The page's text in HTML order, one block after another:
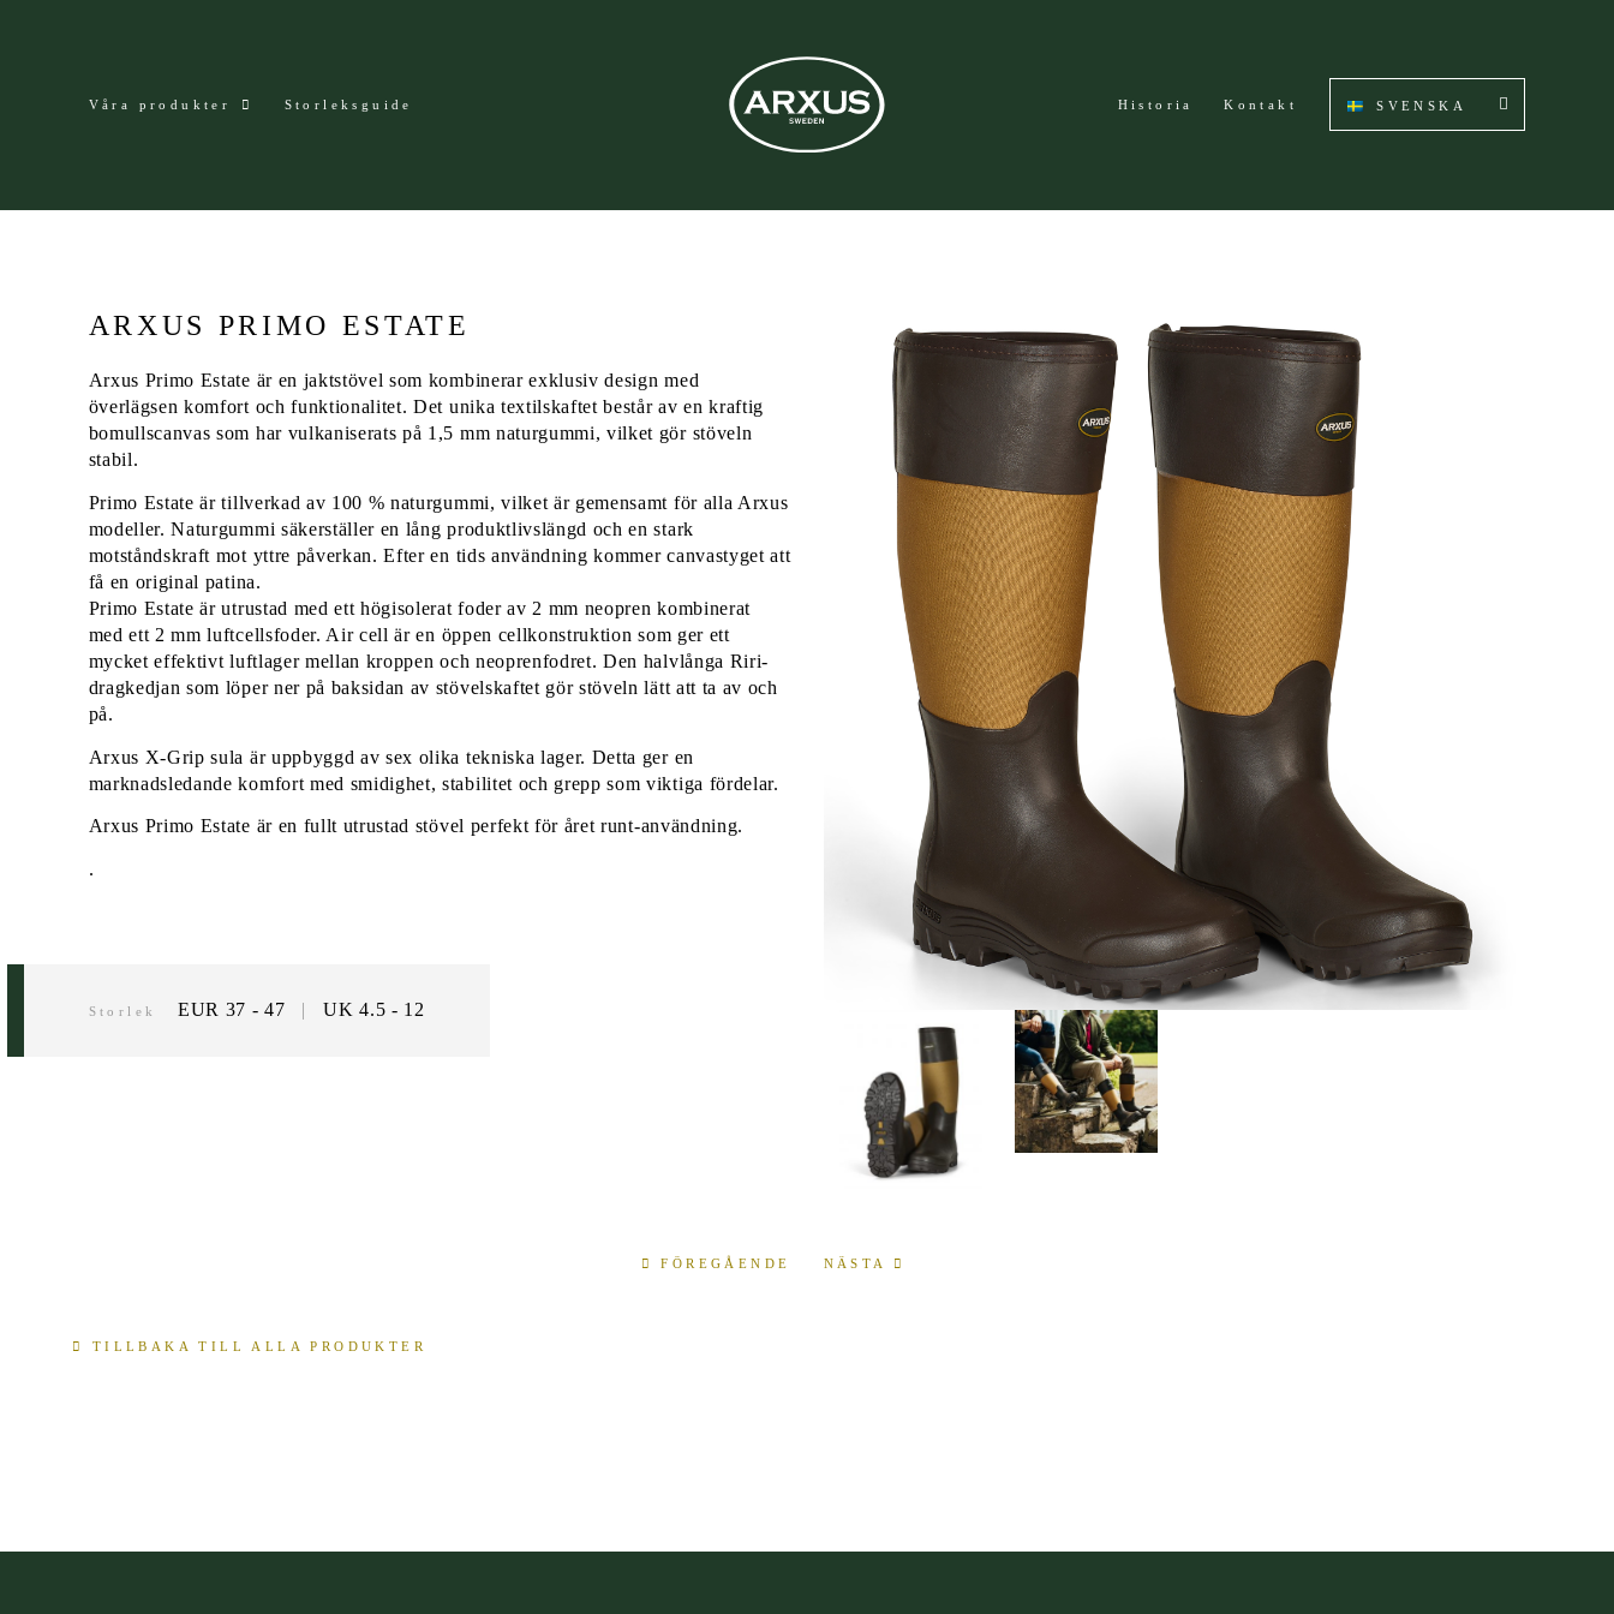
Våra produkter Storleksguide Historia Kontakt SVENSKA
ARXUS PRIMO ESTATE
Arxus Primo Estate är en jaktstövel som kombinerar exklusiv design med
överlägsen komfort och funktionalitet. Det unika textilskaftet består av en kraftig
bomullscanvas som har vulkaniserats på 1,5 mm naturgummi, vilket gör stöveln
stabil.
Primo Estate är tillverkad av 100 % naturgummi, vilket är gemensamt för alla Arxus
modeller. Naturgummi säkerställer en lång produktlivslängd och en stark
motståndskraft mot yttre påverkan. Efter en tids användning kommer canvastyget att
få en original patina.
Primo Estate är utrustad med ett högisolerat foder av 2 mm neopren kombinerat
med ett 2 mm luftcellsfoder. Air cell är en öppen cellkonstruktion som ger ett
mycket effektivt luftlager mellan kroppen och neoprenfodret. Den halvlånga Riri-
dragkedjan som löper ner på baksidan av stövelskaftet gör stöveln lätt att ta av och
på.
Arxus X-Grip sula är uppbyggd av sex olika tekniska lager. Detta ger en
marknadsledande komfort med smidighet, stabilitet och grepp som viktiga fördelar.
Arxus Primo Estate är en fullt utrustad stövel perfekt för året runt-användning.
.
Storlek EUR 37 - 47 | UK 4.5 - 12
FÖREGÅENDE NÄSTA
TILLBAKA TILL ALLA PRODUKTER